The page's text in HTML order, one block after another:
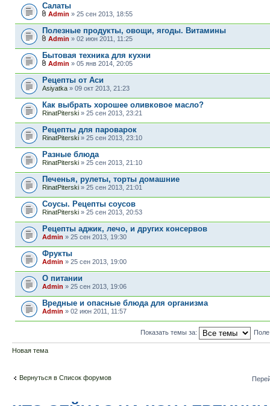
Салаты
Admin » 25 сен 2013, 18:55
Полезные продукты, овощи, ягоды. Витамины
Admin » 02 июн 2011, 11:25
Бытовая техника для кухни
Admin » 05 янв 2014, 20:05
Рецепты от Аси
Asiyatka » 09 окт 2013, 21:23
Как выбрать хорошее оливковое масло?
RinatPiterski » 25 сен 2013, 23:21
Рецепты для пароварок
RinatPiterski » 25 сен 2013, 23:10
Разные блюда
RinatPiterski » 25 сен 2013, 21:10
Печенья, рулеты, торты домашние
RinatPiterski » 25 сен 2013, 21:01
Соусы. Рецепты соусов
RinatPiterski » 25 сен 2013, 20:53
Рецепты аджик, лечо, и других консервов
Admin » 25 сен 2013, 19:30
Фрукты
Admin » 25 сен 2013, 19:00
О питании
Admin » 25 сен 2013, 19:06
Вредные и опасные блюда для организма
Admin » 02 июн 2011, 11:57
Показать темы за:
Новая тема
Вернуться в Список форумов